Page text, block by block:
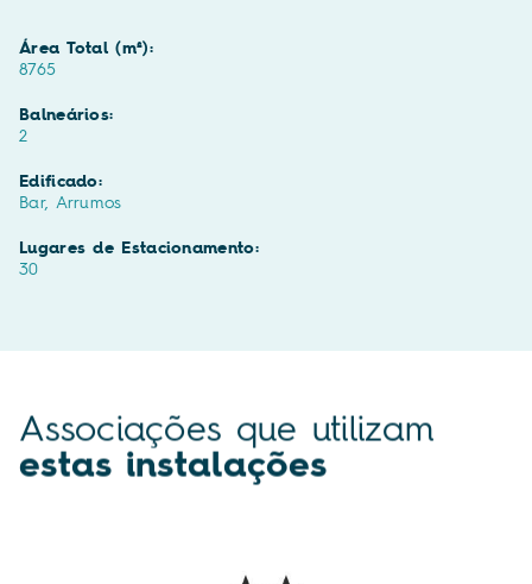
Área Total (m²):
8765
Balneários:
2
Edificado:
Bar, Arrumos
Lugares de Estacionamento:
30
Associações que utilizam
estas instalações